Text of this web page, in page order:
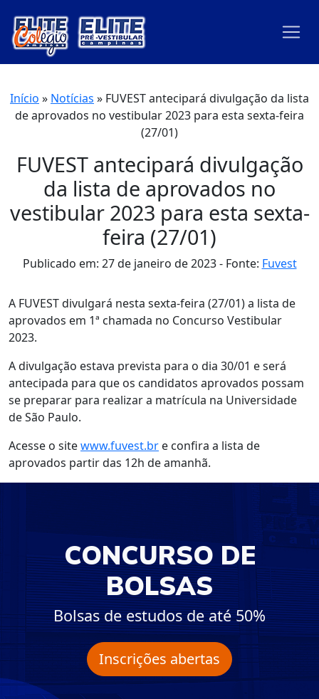
Início » Notícias » FUVEST antecipará divulgação da lista
de aprovados no vestibular 2023 para esta sexta-feira
(27/01)
FUVEST antecipará divulgação
da lista de aprovados no
vestibular 2023 para esta sexta-
feira (27/01)
Publicado em: 27 de janeiro de 2023 Fonte: Fuvest
A FUVEST divulgará nesta sexta-feira (27/01) a lista de
aprovados em 1ª chamada no Concurso Vestibular
2023.
A divulgação estava prevista para o dia 30/01 e será
antecipada para que os candidatos aprovados possam
se preparar para realizar a matrícula na Universidade
de São Paulo.
Acesse o sitewww.fuvest.br e confira a lista de
aprovados partir das 12h de amanhã.
CONCURSO DE
BOLSAS
Bolsas de estudos de até 50%
Inscrições abertas